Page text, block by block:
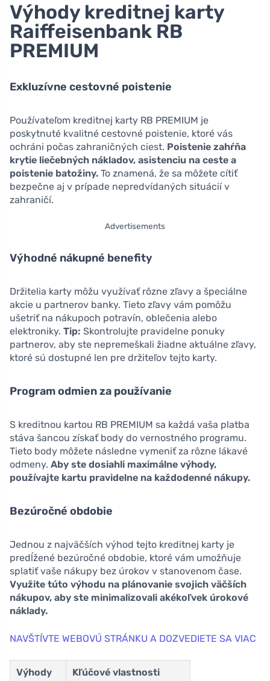
Výhody kreditnej karty
Raiffeisenbank RB
PREMIUM
Exkluzívne cestovné poistenie
Používateľom kreditnej karty RB PREMIUM je
poskytnuté kvalitné cestovné poistenie, ktoré vás
ochráni počas zahraničných ciest. Poistenie zahŕňa
krytie liečebných nákladov, asistenciu na ceste a
poistenie batožiny. To znamená, že sa môžete cítiť
bezpečne aj v prípade nepredvídaných situácií v
zahraničí.
Advertisements
Výhodné nákupné benefity
Držitelia karty môžu využívať rôzne zľavy a špeciálne
akcie u partnerov banky. Tieto zľavy vám pomôžu
ušetriť na nákupoch potravín, oblečenia alebo
elektroniky. Tip: Skontrolujte pravidelne ponuky
partnerov, aby ste nepremeškali žiadne aktuálne zľavy,
ktoré sú dostupné len pre držiteľov tejto karty.
Program odmien za používanie
S kreditnou kartou RB PREMIUM sa každá vaša platba
stáva šancou získať body do vernostného programu.
Tieto body môžete následne vymeniť za rôzne lákavé
odmeny. Aby ste dosiahli maximálne výhody,
používajte kartu pravidelne na každodenné nákupy.
Bezúročné obdobie
Jednou z najväčších výhod tejto kreditnej karty je
predĺžené bezúročné obdobie, ktoré vám umožňuje
splatiť vaše nákupy bez úrokov v stanovenom čase.
Využite túto výhodu na plánovanie svojich väčších
nákupov, aby ste minimalizovali akékoľvek úrokové
náklady.
NAVŠTÍVTE WEBOVÚ STRÁNKU A DOZVEDIETE SA VIAC
Výhody Kľúčové vlastnosti